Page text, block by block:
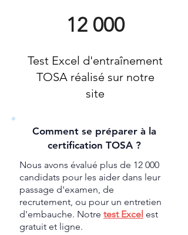
12 000
Test Excel d'entraînement
TOSA réalisé sur notre
site
Comment se préparer à la
certification TOSA ?
Nous avons évalué plus de 12 000
candidats pour les aider dans leur
passage d'examen, de
recrutement, ou pour un entretien
d'embauche. Notre test Excel est
gratuit et ligne.